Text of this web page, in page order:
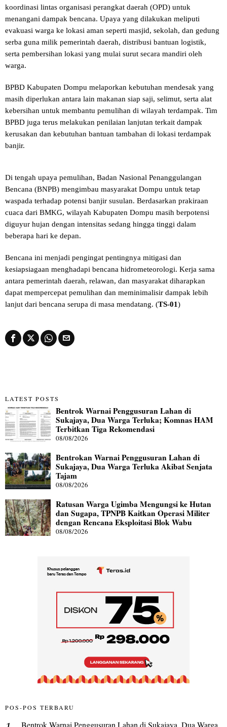
koordinasi lintas organisasi perangkat daerah (OPD) untuk
menangani dampak bencana. Upaya yang dilakukan meliputi
evakuasi warga ke lokasi aman seperti masjid, sekolah, dan gedung
serba guna milik pemerintah daerah, distribusi bantuan logistik,
serta pembersihan lokasi yang mulai surut secara mandiri oleh
warga.
BPBD Kabupaten Dompu melaporkan kebutuhan mendesak yang
masih diperlukan antara lain makanan siap saji, selimut, serta alat
kebersihan untuk membantu pemulihan di wilayah terdampak. Tim
BPBD juga terus melakukan penilaian lanjutan terkait dampak
kerusakan dan kebutuhan bantuan tambahan di lokasi terdampak
banjir.
Di tengah upaya pemulihan, Badan Nasional Penanggulangan
Bencana (BNPB) mengimbau masyarakat Dompu untuk tetap
waspada terhadap potensi banjir susulan. Berdasarkan prakiraan
cuaca dari BMKG, wilayah Kabupaten Dompu masih berpotensi
diguyur hujan dengan intensitas sedang hingga tinggi dalam
beberapa hari ke depan.
Bencana ini menjadi pengingat pentingnya mitigasi dan
kesiapsiagaan menghadapi bencana hidrometeorologi. Kerja sama
antara pemerintah daerah, relawan, dan masyarakat diharapkan
dapat mempercepat pemulihan dan meminimalisir dampak lebih
lanjut dari bencana serupa di masa mendatang. (TS-01)
LATEST POSTS
Bentrok Warnai Penggusuran Lahan di
Sukajaya, Dua Warga Terluka; Komnas HAM
Terbitkan Tiga Rekomendasi
08/08/2026
Bentrokan Warnai Penggusuran Lahan di
Sukajaya, Dua Warga Terluka Akibat Senjata
Tajam
08/08/2026
Ratusan Warga Ugimba Mengungsi ke Hutan
dan Sugapa, TPNPB Kaitkan Operasi Militer
dengan Rencana Eksploitasi Blok Wabu
08/08/2026
POS-POS TERBARU
Bentrok Warnai Penggusuran Lahan di Sukajaya, Dua Warga